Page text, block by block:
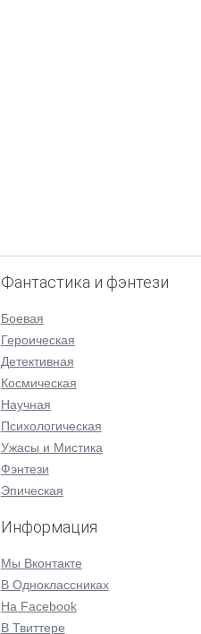
Фантастика и фэнтези
Боевая
Героическая
Детективная
Космическая
Научная
Психологическая
Ужасы и Мистика
Фэнтези
Эпическая
Информация
Мы Вконтакте
В Одноклассниках
На Facebook
В Твиттере